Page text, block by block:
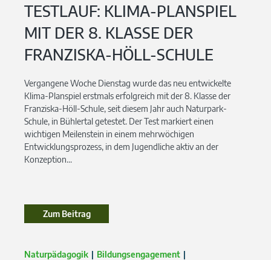
TESTLAUF: KLIMA-PLANSPIEL
MIT DER 8. KLASSE DER
FRANZISKA-HÖLL-SCHULE
Vergangene Woche Dienstag wurde das neu entwickelte
Klima-Planspiel erstmals erfolgreich mit der 8. Klasse der
Franziska-Höll-Schule, seit diesem Jahr auch Naturpark-
Schule, in Bühlertal getestet. Der Test markiert einen
wichtigen Meilenstein in einem mehrwöchigen
Entwicklungsprozess, in dem Jugendliche aktiv an der
Konzeption...
Zum BeitragZum Beitrag
Naturpädagogik
Bildungsengagement